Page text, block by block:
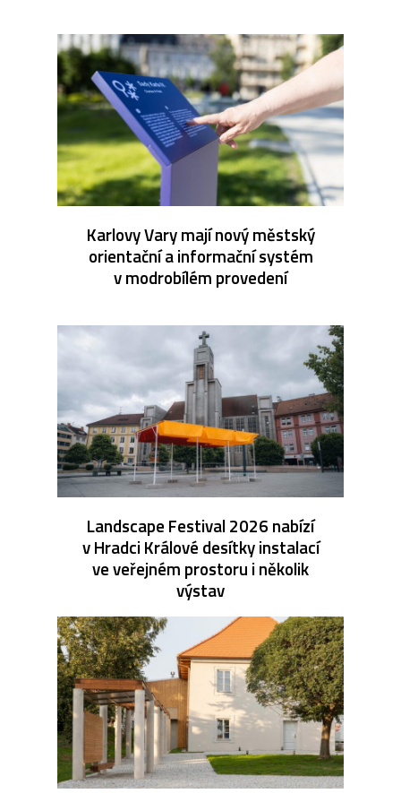
Karlovy Vary mají nový městský
orientační a informační systém
v modrobílém provedení
Landscape Festival 2026 nabízí
v Hradci Králové desítky instalací
ve veřejném prostoru i několik
výstav